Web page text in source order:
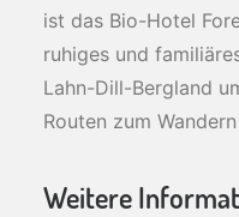
ist das Bio-Hotel
ruhiges und
Lahn-Dill-Bergland
Routen zum
Weitere